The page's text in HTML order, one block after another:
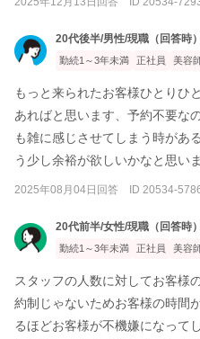
20代後半/男性/現職（回答時）
勤続1～3年未満
正社員 美容
もっと来られたお客様ひとりひ
あればと思います、予約不要な
も雑に感じさせてしまう時があ
う少し余裕が欲しいかなと思いま
2025年08月04日回答 ID 20534-
20代前半/女性/現職（回答時）
勤続1～3年未満
正社員 美容
スタッフの人数に対してお客様
約制じゃないためお客様の時間
るほどお客様が不機嫌になって